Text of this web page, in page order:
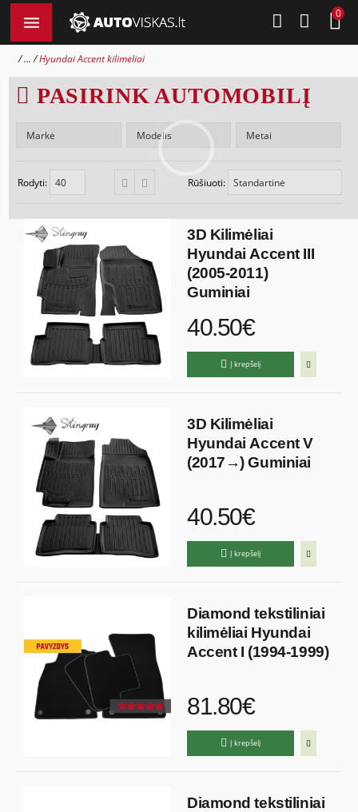
0
... Hyundai Accent kilimėliai
PASIRINK AUTOMOBILĮ
Rūšiuoti:
Rodyti:
3D Kilimėliai
Hyundai Accent III
(2005-2011)
Guminiai
40.50€
Į krepšelį
3D Kilimėliai
Hyundai Accent V
(2017→) Guminiai
40.50€
Į krepšelį
Diamond tekstiliniai
kilimėliai Hyundai
Accent I (1994-1999)
81.80€
Į krepšelį
Diamond tekstiliniai